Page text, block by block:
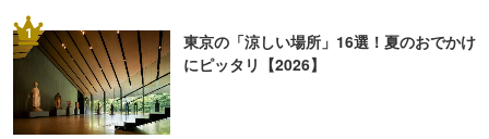
1
東京の「涼しい場所」16選！夏のおでかけ
にピッタリ【2026】